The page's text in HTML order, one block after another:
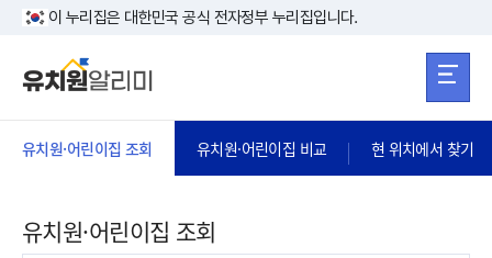
본문 바로가기
이 누리집은 대한민국 공식 전자정부 누리집입니다.
유치원·어린이집 조회 유치원·어린이집 비교 현 위치에서 찾기
유치원·어린이집 조회